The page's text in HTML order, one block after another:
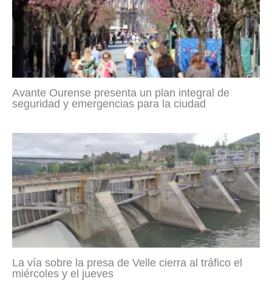
Avante Ourense presenta un plan integral de
seguridad y emergencias para la ciudad
La vía sobre la presa de Velle cierra al tráfico el
miércoles y el jueves